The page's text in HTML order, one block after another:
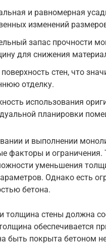
и равномерная
изменений
запас прочности
для снижения
стен, что
отделку.
использования
планировки
и выполнении
факторы и
уменьшения
Однако есть
бетона.
толщина стены должна
обеспечивается
быть покрыта бетоном